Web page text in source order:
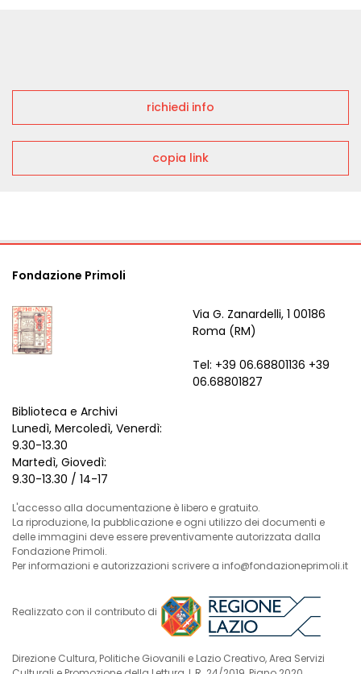
richiedi info
copia link
Fondazione Primoli
Via G. Zanardelli, 1 00186
Roma (RM)
Tel: +39 06.68801136 +39
06.68801827
Biblioteca e Archivi
Lunedì, Mercoledì, Venerdì:
9.30-13.30
Martedì, Giovedì:
9.30-13.30 / 14-17
L'accesso alla documentazione è libero e gratuito.
La riproduzione, la pubblicazione e ogni utilizzo dei documenti e
delle immagini deve essere preventivamente autorizzata dalla
Fondazione Primoli.
Per informazioni e autorizzazioni scrivere a info@fondazioneprimoli.it
Realizzato con il contributo di
Direzione Cultura, Politiche Giovanili e Lazio Creativo, Area Servizi